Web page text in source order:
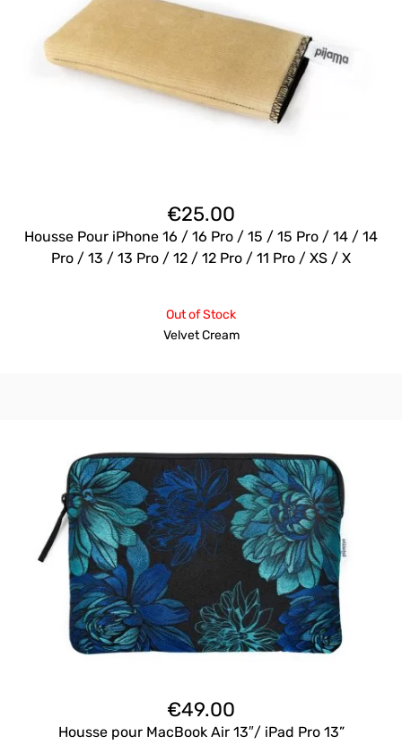
€25.00
Housse Pour iPhone 16 / 16 Pro / 15 / 15 Pro / 14 / 14
Pro / 13 / 13 Pro / 12 / 12 Pro / 11 Pro / XS / X
Out of Stock
Velvet Cream
€49.00
Housse pour MacBook Air 13″/ iPad Pro 13”